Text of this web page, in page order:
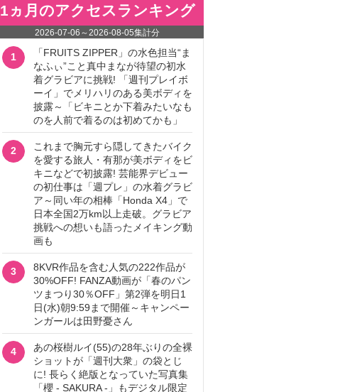
1ヵ月のアクセスランキング
2026-07-06 ～2026-08-05集計分
1
「FRUITS ZIPPER」の水色担当“ま
なふぃ”こと真中まなが待望の初水
着グラビアに挑戦! 「週刊プレイボ
ーイ」でメリハリのある美ボディを
披露～「ビキニとか下着みたいなも
のを人前で着るのは初めてかも」
2
これまで胸元すら隠してきたバイク
を愛する旅人・有那が美ボディをビ
キニなどで初披露! 芸能界デビュー
の初仕事は「週プレ」の水着グラビ
ア～同い年の相棒「Honda X4」で
日本全国2万km以上走破。グラビア
挑戦への想いも語ったメイキング動
画も
3
8KVR作品を含む人気の222作品が
30%OFF! FANZA動画が「春のパン
ツまつり30％OFF」第2弾を明日1
日(水)朝9:59まで開催～キャンペー
ンガールは田野憂さん
4
あの桜樹ルイ(55)の28年ぶりの全裸
ショットが「週刊大衆」の袋とじ
に! 長らく絶版となっていた写真集
「櫻 - SAKURA -」もデジタル限定